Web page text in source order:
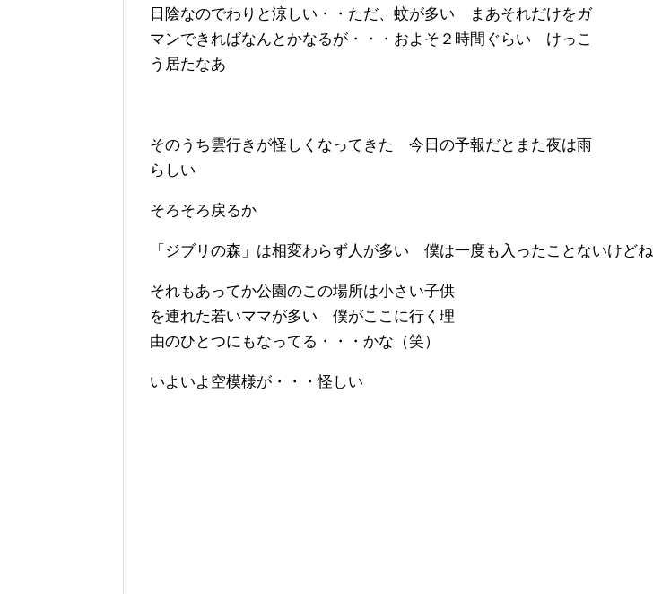
日陰なのでわりと涼しい・・ただ、蚊が多い まあそれだけをガ
マンできればなんとかなるが・・・およそ２時間ぐらい けっこ
う居たなあ
そのうち雲行きが怪しくなってきた 今日の予報だとまた夜は雨
らしい
そろそろ戻るか
「ジブリの森」は相変わらず人が多い 僕は一度も入ったことないけどね
それもあってか公園のこの場所は小さい子供
を連れた若いママが多い 僕がここに行く理
由のひとつにもなってる・・・かな（笑）
いよいよ空模様が・・・怪しい